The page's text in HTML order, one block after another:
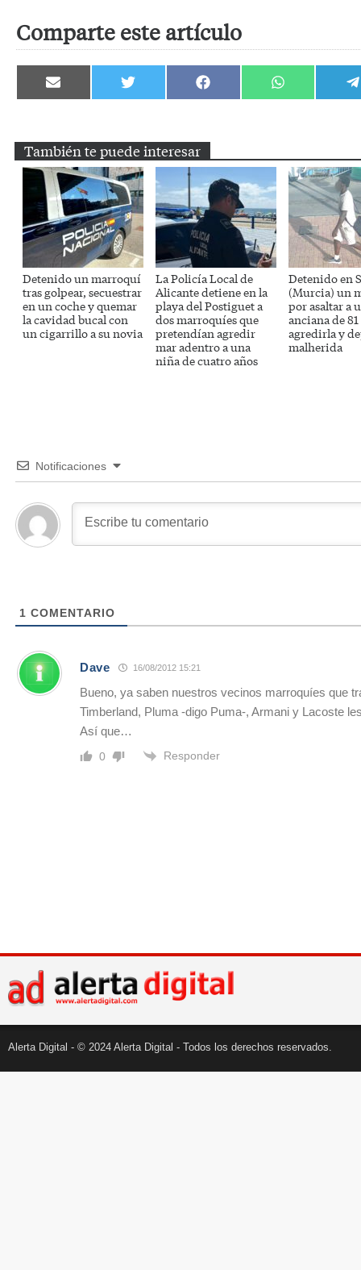
Comparte este artículo
Compartir
en
Compartir
en
Compartir
en
Compartir
en
También te puede interesar
Detenido un marroquí
tras golpear, secuestrar
en un coche y quemar
la cavidad bucal con
un cigarrillo a su novia
La Policía Local de
Alicante detiene en la
playa del Postiguet a
dos marroquíes que
pretendían agredir
mar adentro a una
niña de cuatro años
Detenido en
(Murcia) un
por asaltar a
anciana de
agredirla y
malherida
Notificaciones
1 COMENTARIO
Dave 16/08/2012 15:21
Bueno, ya saben nuestros vecinos marroquíes que
Timberland, Pluma -digo Puma-, Armani y Lacoste
Así que…
0 Responder
Alerta Digital - © 2024 Alerta Digital - Todos los derechos reservados.